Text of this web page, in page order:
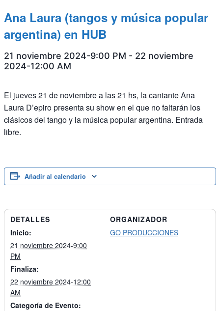
Ana Laura (tangos y música popular
argentina) en HUB
21 noviembre 2024-9:00 PM - 22 noviembre
2024-12:00 AM
El jueves 21 de noviembre a las 21 hs, la cantante Ana
Laura D’epiro presenta su show en el que no faltarán los
clásicos del tango y la música popular argentina. Entrada
libre.
Añadir al calendario
DETALLES
Inicio:
21 noviembre 2024-9:00
PM
Finaliza:
22 noviembre 2024-12:00
AM
Categoría de Evento:
ORGANIZADOR
GO PRODUCCIONES